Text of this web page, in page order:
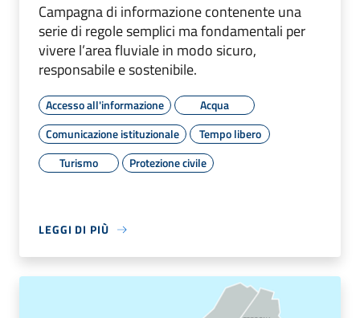
Campagna di informazione contenente una
serie di regole semplici ma fondamentali per
vivere l’area fluviale in modo sicuro,
responsabile e sostenibile.
Accesso all'informazione
Acqua
Comunicazione istituzionale
Tempo libero
Turismo
Protezione civile
LEGGI DI PIÙ